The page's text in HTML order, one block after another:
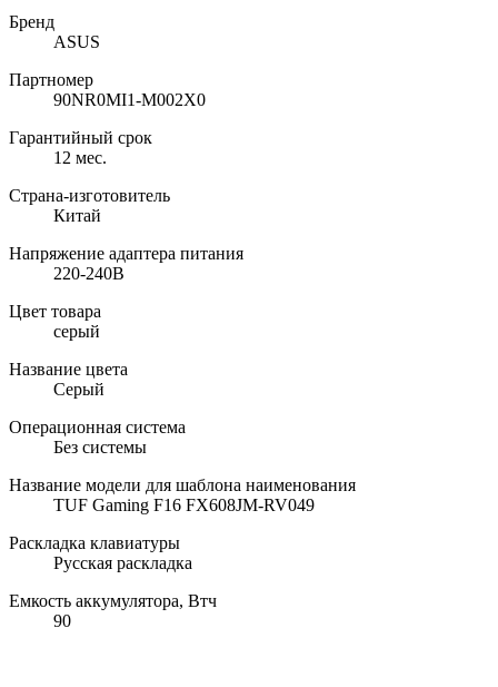
Бренд
ASUS
Партномер
90NR0MI1-M002X0
Гарантийный срок
12 мес.
Страна-изготовитель
Китай
Напряжение адаптера питания
220-240В
Цвет товара
серый
Название цвета
Серый
Операционная система
Без системы
Название модели для шаблона наименования
TUF Gaming F16 FX608JM-RV049
Раскладка клавиатуры
Русская раскладка
Емкость аккумулятора, Втч
90